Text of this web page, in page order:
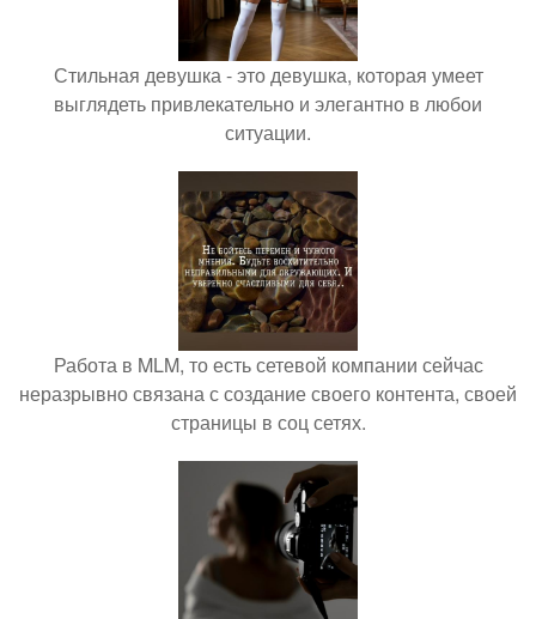
Стильная девушка - это девушка, которая умеет
выглядеть привлекательно и элегантно в любои
ситуации.
Работа в MLM, то есть сетевой компании сейчас
неразрывно связана с создание своего контента, своей
страницы в соц сетях.